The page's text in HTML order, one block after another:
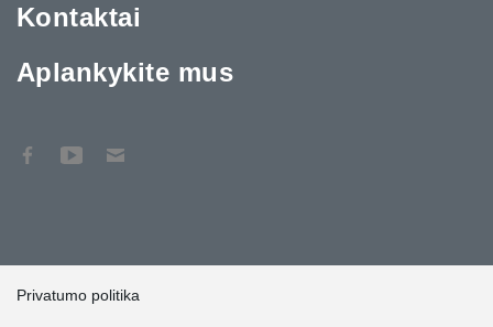
Kontaktai
Aplankykite mus
Privatumo politika